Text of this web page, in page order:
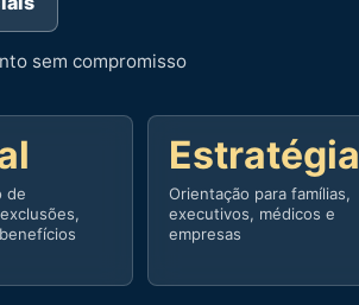
sem compromisso
de
Estratégia
Orientação para famílias,
executivos, médicos e
empresas